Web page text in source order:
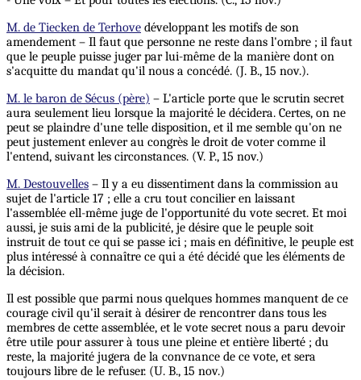
M. de Tiecken de Terhove développant les motifs de son
amendement – Il faut que personne ne reste dans l'ombre ; il faut
que le peuple puisse juger par lui-même de la manière dont on
s'acquitte du mandat qu'il nous a concédé. (J. B., 15 nov.).
M. le baron de Sécus (père) – L'article porte que le scrutin secret
aura seulement lieu lorsque la majorité le décidera. Certes, on ne
peut se plaindre d'une telle disposition, et il me semble qu'on ne
peut justement enlever au congrès le droit de voter comme il
l'entend, suivant les circonstances. (V. P., 15 nov.)
M. Destouvelles – Il y a eu dissentiment dans la commission au
sujet de l'article 17 ; elle a cru tout concilier en laissant
l'assemblée ell-même juge de l'opportunité du vote secret. Et moi
aussi, je suis ami de la publicité, je désire que le peuple soit
instruit de tout ce qui se passe ici ; mais en définitive, le peuple est
plus intéressé à connaître ce qui a été décidé que les éléments de
la décision.
Il est possible que parmi nous quelques hommes manquent de ce
courage civil qu'il serait à désirer de rencontrer dans tous les
membres de cette assemblée, et le vote secret nous a paru devoir
être utile pour assurer à tous une pleine et entière liberté ; du
reste, la majorité jugera de la convnance de ce vote, et sera
toujours libre de le refuser. (U. B., 15 nov.)